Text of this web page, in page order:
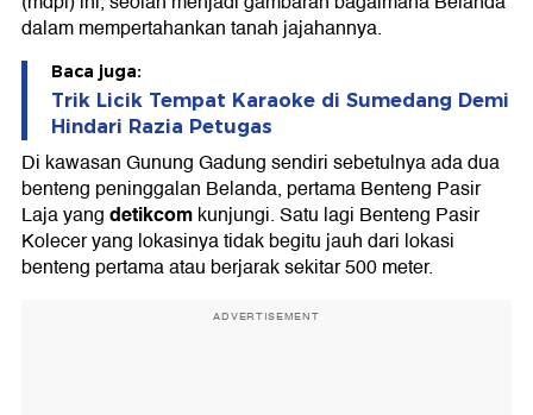
dalam mempertahankan tanah jajahannya.
Baca juga:
Trik Licik Tempat Karaoke di Sumedang Demi
Hindari Razia Petugas
Di kawasan Gunung Gadung sendiri sebetulnya ada dua
benteng peninggalan Belanda, pertama Benteng Pasir
Laja yangdetikcomkunjungi. Satu lagi Benteng Pasir
Kolecer yang lokasinya tidak begitu jauh dari lokasi
benteng pertama atau berjarak sekitar 500 meter.
ADVERTISEMENT